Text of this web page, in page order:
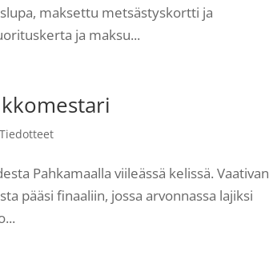
maksettu metsästyskortti ja
ja maksu...
Tiedotteet
Pahkamaalla viileässä kelissä. Vaativan
pääsi finaaliin, jossa arvonnassa lajiksi